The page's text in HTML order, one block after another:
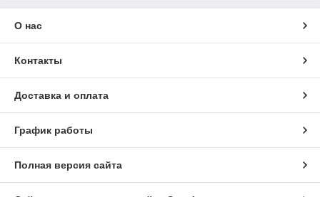
О нас
Контакты
Доставка и оплата
График работы
Полная версия сайта